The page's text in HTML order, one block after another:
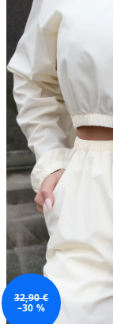
32,90 €
–30 %